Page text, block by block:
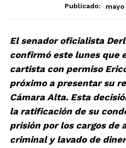
Publicado:
mayo
El senador oficialista
confirmó este lunes que
cartista con permiso
próximo a presentar su
Cámara Alta. Esta
la ratificación de su
prisión por los cargos de
criminal y lavado de